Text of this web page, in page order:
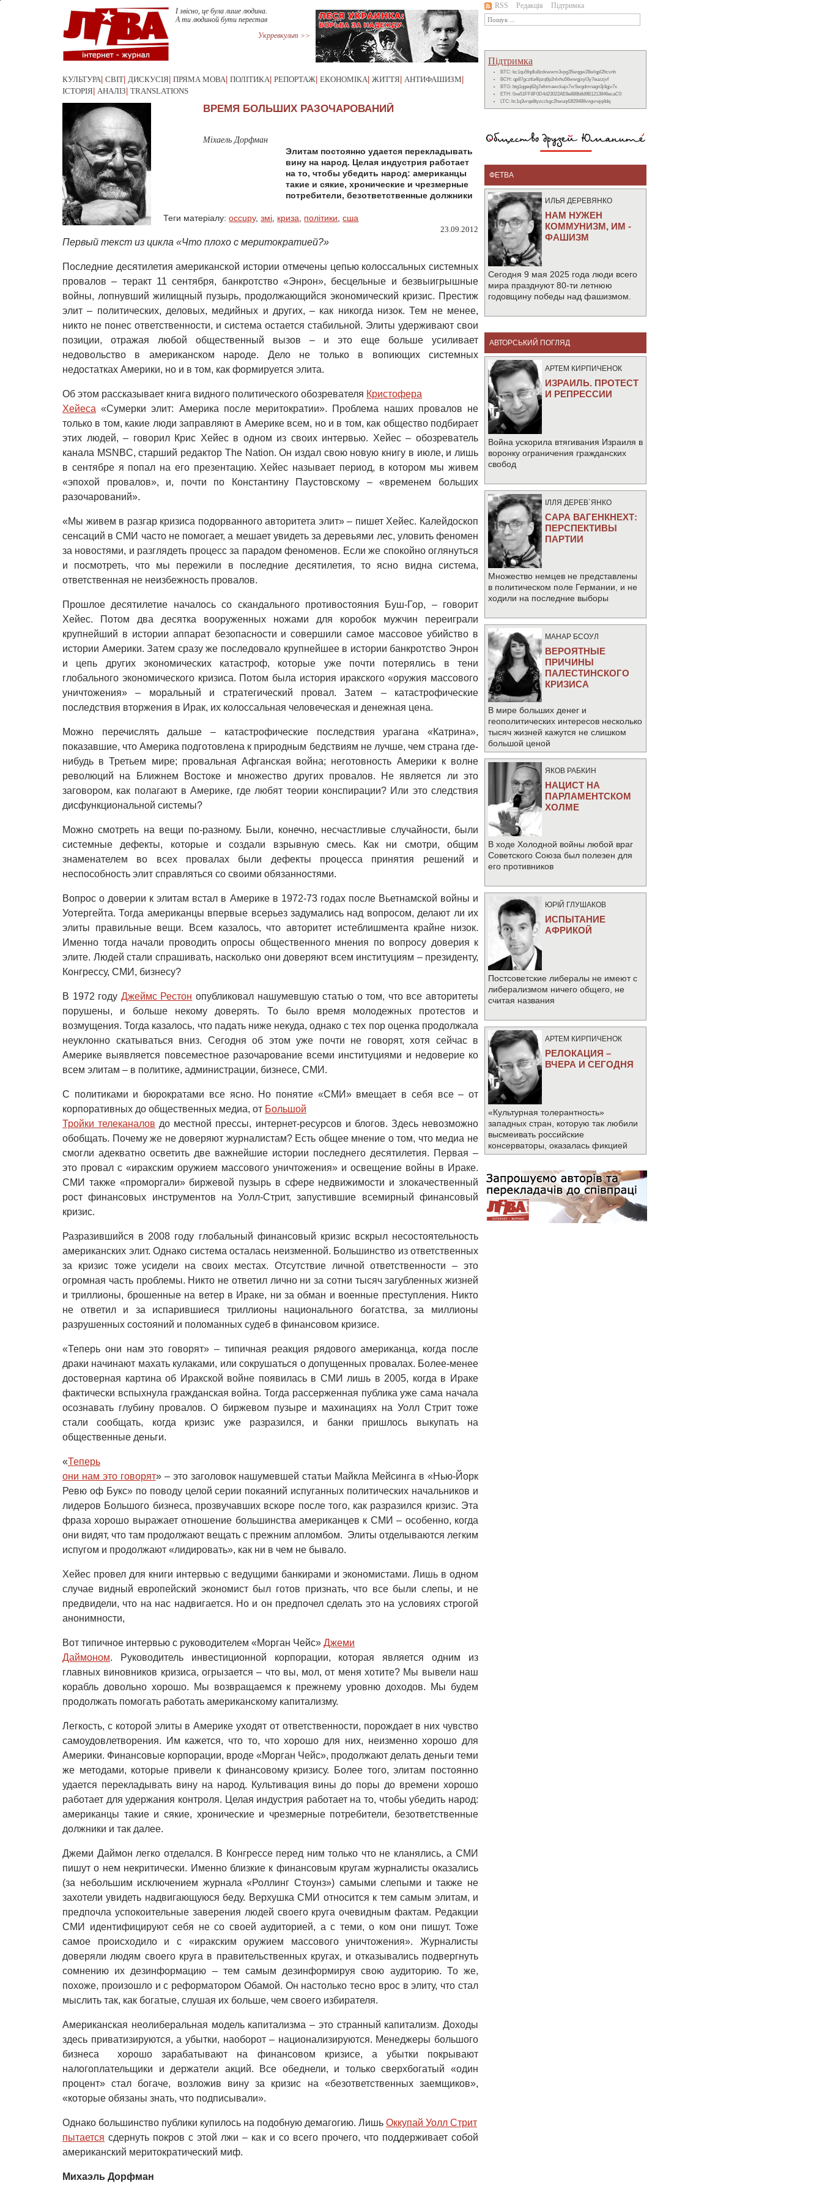
І звісно, це була лише людина.
А ти людиной бути перестав
Укрревкульт >>
КУЛЬТУРА СВІТ ДИСКУСІЯ ПРЯМА МОВА ПОЛІТИКА РЕПОРТАЖ ЕКОНОМІКА ЖИТТЯ АНТИФАШИЗМ
ІСТОРІЯ АНАЛІЗ TRANSLATIONS
ВРЕМЯ БОЛЬШИХ РАЗОЧАРОВАНИЙ
Міхаель Дорфман
Элитам постоянно удается перекладывать
вину на народ. Целая индустрия работает
на то, чтобы убедить народ: американцы
такие и сякие, хронические и чрезмерные
потребители, безответственные должники
Теги матеріалу:occupy,змі криза політики ,сша
23.09.2012
Первый текст из цикла «Что плохо с меритократией?»
Последние десятилетия американской истории отмечены цепью колоссальных системных
провалов – теракт 11 сентября, банкротство «Энрон», бесцельные и безвыигрышные
войны, лопнувший жилищный пузырь, продолжающийся экономический кризис. Престиж
элит – политических, деловых, медийных и других, – как никогда низок. Тем не менее,
никто не понес ответственности, и система остается стабильной. Элиты удерживают свои
позиции, отражая любой общественный вызов – и это еще больше усиливает
недовольство в американском народе. Дело не только в вопиющих системных
недостатках Америки, но и в том, как формируется элита.
Об этом рассказывает книга видного политического обозревателя Кристофера
Хейеса «Сумерки элит: Америка после меритократии». Проблема наших провалов не
только в том, какие люди заправляют в Америке всем, но и в том, как общество подбирает
этих людей, – говорил Крис Хейес в одном из своих интервью. Хейес – обозреватель
канала MSNBC, старший редактор The Nation. Он издал свою новую книгу в июле, и лишь
в сентябре я попал на его презентацию. Хейес называет период, в котором мы живем
«эпохой провалов», и, почти по Константину Паустовскому – «временем больших
разочарований».
«Мы живем в разгар кризиса подорванного авторитета элит» – пишет Хейес. Калейдоскоп
сенсаций в СМИ часто не помогает, а мешает увидеть за деревьями лес, уловить феномен
за новостями, и разглядеть процесс за парадом феноменов. Если же спокойно оглянуться
и посмотреть, что мы пережили в последние десятилетия, то ясно видна система,
ответственная не неизбежность провалов.
Прошлое десятилетие началось со скандального противостояния Буш-Гор, – говорит
Хейес. Потом два десятка вооруженных ножами для коробок мужчин переиграли
крупнейший в истории аппарат безопасности и совершили самое массовое убийство в
истории Америки. Затем сразу же последовало крупнейшее в истории банкротство Энрон
и цепь других экономических катастроф, которые уже почти потерялись в тени
глобального экономического кризиса. Потом была история иракского «оружия массового
уничтожения» – моральный и стратегический провал. Затем – катастрофические
последствия вторжения в Ирак, их колоссальная человеческая и денежная цена.
Можно перечислять дальше – катастрофические последствия урагана «Катрина»,
показавшие, что Америка подготовлена к природным бедствиям не лучше, чем страна где-
нибудь в Третьем мире; провальная Афганская война; неготовность Америки к волне
революций на Ближнем Востоке и множество других провалов. Не является ли это
заговором, как полагают в Америке, где любят теории конспирации? Или это следствия
дисфункциональной системы?
Можно смотреть на вещи по-разному. Были, конечно, несчастливые случайности, были
системные дефекты, которые и создали взрывную смесь. Как ни смотри, общим
знаменателем во всех провалах были дефекты процесса принятия решений и
неспособность элит справляться со своими обязанностями.
Вопрос о доверии к элитам встал в Америке в 1972-73 годах после Вьетнамской войны и
Уотергейта. Тогда американцы впервые всерьез задумались над вопросом, делают ли их
элиты правильные вещи. Всем казалось, что авторитет истеблишмента крайне низок.
Именно тогда начали проводить опросы общественного мнения по вопросу доверия к
элите. Людей стали спрашивать, насколько они доверяют всем институциям – президенту,
Конгрессу, СМИ, бизнесу?
В 1972 году Джеймс Рестон опубликовал нашумевшую статью о том, что все авторитеты
порушены, и больше некому доверять. То было время молодежных протестов и
возмущения. Тогда казалось, что падать ниже некуда, однако с тех пор оценка продолжала
неуклонно скатываться вниз. Сегодня об этом уже почти не говорят, хотя сейчас в
Америке выявляется повсеместное разочарование всеми институциями и недоверие ко
всем элитам – в политике, администрации, бизнесе, СМИ.
С политиками и бюрократами все ясно. Но понятие «СМИ» вмещает в себя все – от
корпоративных до общественных медиа, от Большой
Тройки телеканалов до местной прессы, интернет-ресурсов и блогов. Здесь невозможно
обобщать. Почему же не доверяют журналистам? Есть общее мнение о том, что медиа не
смогли адекватно осветить две важнейшие истории последнего десятилетия. Первая –
это провал с «иракским оружием массового уничтожения» и освещение войны в Ираке.
СМИ также «проморгали» биржевой пузырь в сфере недвижимости и злокачественный
рост финансовых инструментов на Уолл-Стрит, запустившие всемирный финансовый
кризис.
Разразившийся в 2008 году глобальный финансовый кризис вскрыл несостоятельность
американских элит. Однако система осталась неизменной. Большинство из ответственных
за кризис тоже усидели на своих местах. Отсутствие личной ответственности – это
огромная часть проблемы. Никто не ответил лично ни за сотни тысяч загубленных жизней
и триллионы, брошенные на ветер в Ираке, ни за обман и военные преступления. Никто
не ответил и за испарившиеся триллионы национального богатства, за миллионы
разрушенных состояний и поломанных судеб в финансовом кризисе.
«Теперь они нам это говорят» – типичная реакция рядового американца, когда после
драки начинают махать кулаками, или сокрушаться о допущенных провалах. Более-менее
достоверная картина об Иракской войне появилась в СМИ лишь в 2005, когда в Ираке
фактически вспыхнула гражданская война. Тогда рассерженная публика уже сама начала
осознавать глубину провалов. О биржевом пузыре и махинациях на Уолл Стрит тоже
стали сообщать, когда кризис уже разразился, и банки пришлось выкупать на
общественные деньги.
«Теперь
они нам это говорят» – это заголовок нашумевшей статьи Майкла Мейсинга в «Нью-Йорк
Ревю оф Букс» по поводу целой серии покаяний испуганных политических начальников и
лидеров Большого бизнеса, прозвучавших вскоре после того, как разразился кризис. Эта
фраза хорошо выражает отношение большинства американцев к СМИ – особенно, когда
они видят, что там продолжают вещать с прежним апломбом. Элиты отделываются легким
испугом и продолжают «лидировать», как ни в чем не бывало.
Хейес провел для книги интервью с ведущими банкирами и экономистами. Лишь в одном
случае видный европейский экономист был готов признать, что все были слепы, и не
предвидели, что на нас надвигается. Но и он предпочел сделать это на условиях строгой
анонимности,
Вот типичное интервью с руководителем «Морган Чейс» Джеми
Даймоном. Руководитель инвестиционной корпорации, которая является одним из
главных виновников кризиса, огрызается – что вы, мол, от меня хотите? Мы вывели наш
корабль довольно хорошо. Мы возвращаемся к прежнему уровню доходов. Мы будем
продолжать помогать работать американскому капитализму.
Легкость, с которой элиты в Америке уходят от ответственности, порождает в них чувство
самоудовлетворения. Им кажется, что то, что хорошо для них, неизменно хорошо для
Америки. Финансовые корпорации, вроде «Морган Чейс», продолжают делать деньги теми
же методами, которые привели к финансовому кризису. Более того, элитам постоянно
удается перекладывать вину на народ. Культивация вины до поры до времени хорошо
работает для удержания контроля. Целая индустрия работает на то, чтобы убедить народ:
американцы такие и сякие, хронические и чрезмерные потребители, безответственные
должники и так далее.
Джеми Даймон легко отделался. В Конгрессе перед ним только что не кланялись, а СМИ
пишут о нем некритически. Именно близкие к финансовым кругам журналисты оказались
(за небольшим исключением журнала «Роллинг Стоунз») самыми слепыми и также не
захотели увидеть надвигающуюся беду. Верхушка СМИ относится к тем самым элитам, и
предпочла успокоительные заверения людей своего круга очевидным фактам. Редакции
СМИ идентифицируют себя не со своей аудиторией, а с теми, о ком они пишут. Тоже
самое происходило и с «иракским оружием массового уничтожения». Журналисты
доверяли людям своего круга в правительственных кругах, и отказывались подвергнуть
сомнению их дезинформацию – тем самым дезинформируя свою аудиторию. То же,
похоже, произошло и с реформатором Обамой. Он настолько тесно врос в элиту, что стал
мыслить так, как богатые, слушая их больше, чем своего избирателя.
Американская неолиберальная модель капитализма – это странный капитализм. Доходы
здесь приватизируются, а убытки, наоборот – национализируются. Менеджеры большого
бизнеса хорошо зарабатывают на финансовом кризисе, а убытки покрывают
налогоплательщики и держатели акций. Все обеднели, и только сверхбогатый «один
процент» стал богаче, возложив вину за кризис на «безответственных заемщиков»,
«которые обязаны знать, что подписывали».
Однако большинство публики купилось на подобную демагогию. Лишь Оккупай Уолл Стрит
пытается сдернуть покров с этой лжи – как и со всего прочего, что поддерживает собой
американский меритократический миф.
Михаэль Дорфман
RSS Редакція Підтримка
Підтримка
BTC: bc1qu5fqdlu8zdxwwm3vpg35wqgw28wlqpl2ltcvnh
BCH: qp87gcztla4lpzq6p2nlxhu56wwgjsyl3y7euzzjvf
BTG: btg1qgeq82g7efnmawckajx7xr5wgdmnagn3j4gjv7x
ETH: 0xe51FF8F0D4d23022AE8e888b8d9B1213846ecaC0
LTC: ltc1q3vrqe8tyzcckgc2hwuq43f29488vngvrejq4dq
ФЕТВА
ИЛЬЯ ДЕРЕВЯНКО
НАМ НУЖЕН
КОММУНИЗМ, ИМ -
ФАШИЗМ
Сегодня 9 мая 2025 года люди всего
мира празднуют 80-ти летнюю
годовщину победы над фашизмом.
АВТОРСЬКИЙ ПОГЛЯД
АРТЕМ КИРПИЧЕНОК
ИЗРАИЛЬ. ПРОТЕСТ
И РЕПРЕССИИ
Война ускорила втягивания Израиля в
воронку ограничения гражданских
свобод
IЛЛЯ ДЕРЕВ`ЯНКО
САРА ВАГЕНКНЕХТ:
ПЕРСПЕКТИВЫ
ПАРТИИ
Множество немцев не представлены
в политическом поле Германии, и не
ходили на последние выборы
МАНАР БСОУЛ
ВЕРОЯТНЫЕ
ПРИЧИНЫ
ПАЛЕСТИНСКОГО
КРИЗИСА
В мире больших денег и
геополитических интересов несколько
тысяч жизней кажутся не слишком
большой ценой
ЯКОВ РАБКИН
НАЦИСТ НА
ПАРЛАМЕНТСКОМ
ХОЛМЕ
В ходе Холодной войны любой враг
Советского Союза был полезен для
его противников
ЮРIЙ ГЛУШАКОВ
ИСПЫТАНИЕ
АФРИКОЙ
Постсоветские либералы не имеют с
либерализмом ничего общего, не
считая названия
АРТЕМ КИРПИЧЕНОК
РЕЛОКАЦИЯ –
ВЧЕРА И СЕГОДНЯ
«Культурная толерантность»
западных стран, которую так любили
высмеивать российские
консерваторы, оказалась фикцией